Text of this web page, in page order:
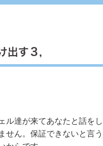
出す３，
ル達が来てあなたと話を
せん。保証できないと言